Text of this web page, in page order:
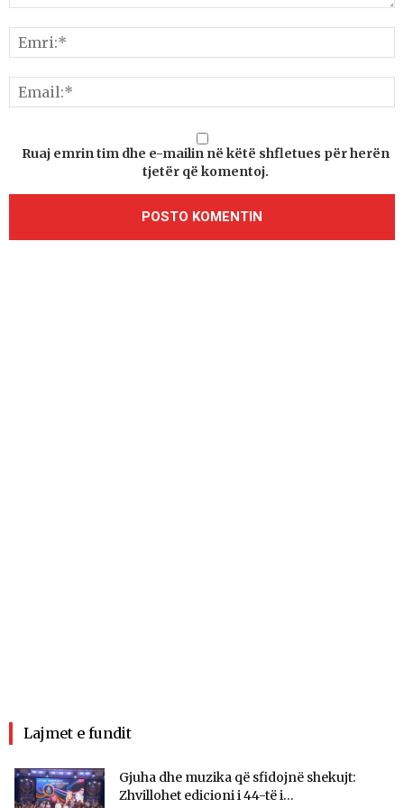
Ruaj emrin tim dhe e-mailin në këtë shfletues për herën
tjetër që komentoj.
Lajmet e fundit
Gjuha dhe muzika që sfidojnë shekujt:
Zhvillohet edicioni i 44-të i...